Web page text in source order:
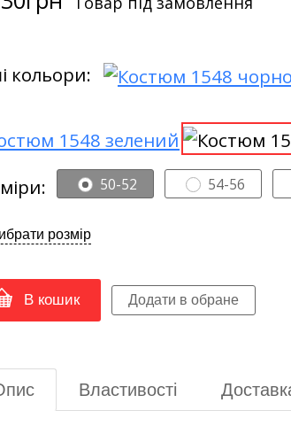
кольори:
50-52 54-56
розмір
В кошик
Властивості